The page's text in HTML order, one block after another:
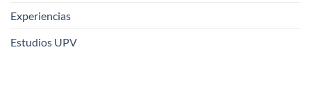
Experiencias
Estudios UPV